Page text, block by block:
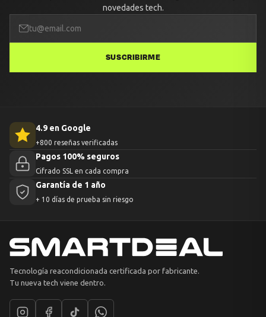
novedades tech.
SUSCRIBIRME
4.9 en Google
+800 reseñas verificadas
Pagos 100% seguros
Cifrado SSL en cada compra
Garantía de 1 año
+ 10 días de prueba sin riesgo
Tecnología reacondicionada certificada por fabricante.
Tu nueva tech viene dentro.